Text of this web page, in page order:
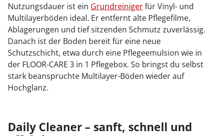
Nutzungsdauer ist ein Grundreinigerfür Vinyl- und
Multilayerböden ideal. Er entfernt alte Pflegefilme,
Ablagerungen und tief sitzenden Schmutz zuverlässig.
Danach ist der Boden bereit für eine neue
Schutzschicht, etwa durch eine Pflegeemulsion wie in
der FLOOR-CARE 3 in 1 Pflegebox. So bringst du selbst
stark beanspruchte Multilayer-Böden wieder auf
Hochglanz.
Daily Cleaner – sanft, schnell und